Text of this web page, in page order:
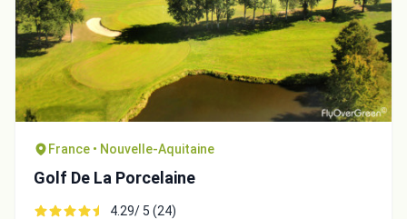
France • Nouvelle-Aquitaine
Golf De La Porcelaine
4.29/ 5 (24)